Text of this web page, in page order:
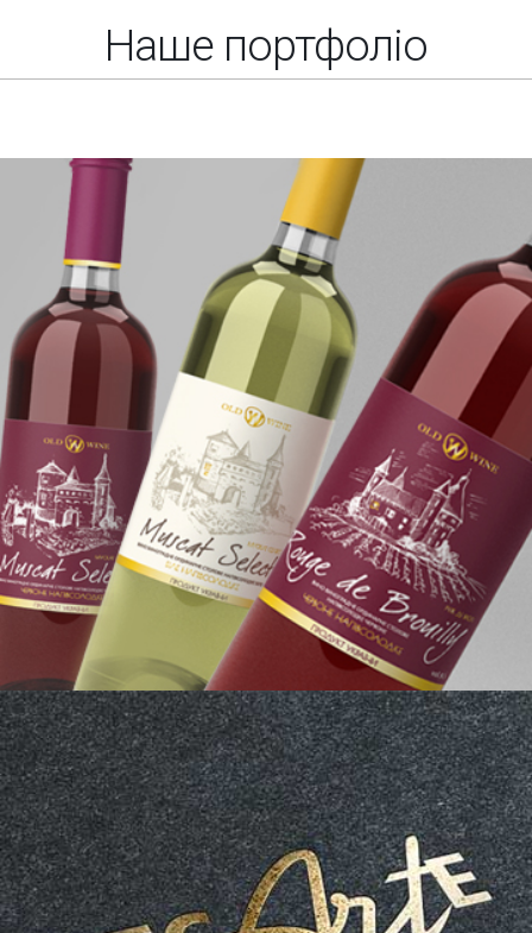
Наше портфоліо